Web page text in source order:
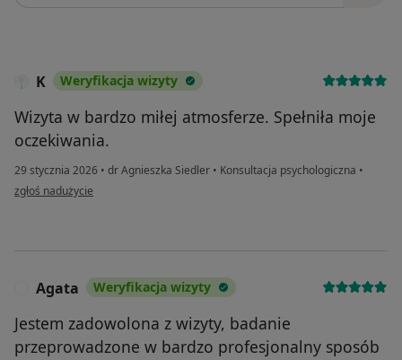
K Weryfikacja wizyty
Wizyta w bardzo miłej atmosferze. Spełniła moje
oczekiwania.
29 stycznia 2026 • dr Agnieszka Siedler • Konsultacja psychologiczna •
w opinii użytkownika K
zgłoś nadużycie
Agata Weryfikacja wizyty
Jestem zadowolona z wizyty, badanie
przeprowadzone w bardzo profesjonalny sposób